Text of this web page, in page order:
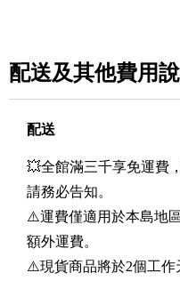
配送及其他費用
配送
💥全館滿三千享免運費
請務必告知。
⚠️運費僅適用於本島地
額外運費。
⚠️現貨商品將於2個工作